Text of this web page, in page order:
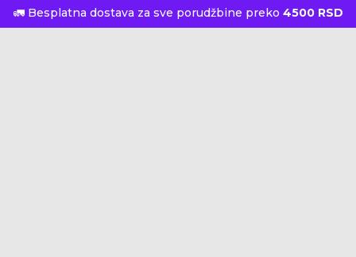
🚛 Besplatna dostava za sve porudžbine preko 4500 RSD